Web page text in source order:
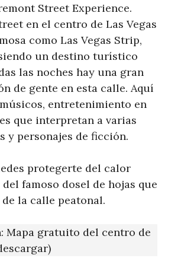
Street Experience.
en el centro de Las Vegas
como Las Vegas Strip,
un destino turístico
las noches hay una gran
de gente en esta calle. Aquí
entretenimiento en
que interpretan a varias
y personajes de ficción.
protegerte del calor
famoso dosel de hojas que
la calle peatonal.
Mapa gratuito del centro de